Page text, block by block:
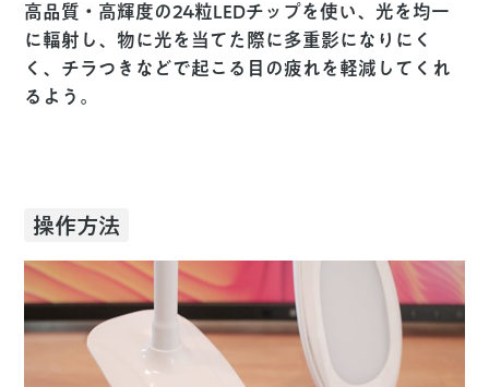
高品質・高輝度の24粒LEDチップを使い、光を均一
に輻射し、物に光を当てた際に多重影になりにく
く、チラつきなどで起こる目の疲れを軽減してくれ
るよう。
操作方法